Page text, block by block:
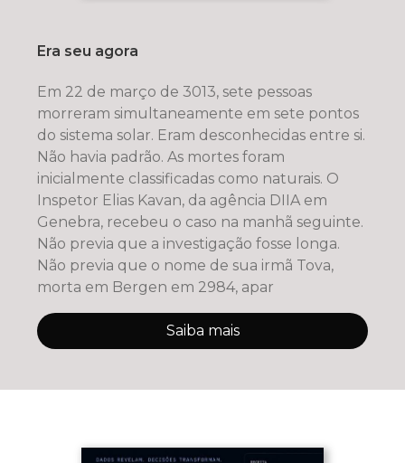
Era seu agora
Em 22 de março de 3013, sete pessoas
morreram simultaneamente em sete pontos
do sistema solar. Eram desconhecidas entre si.
Não havia padrão. As mortes foram
inicialmente classificadas como naturais. O
Inspetor Elias Kavan, da agência DIIA em
Genebra, recebeu o caso na manhã seguinte.
Não previa que a investigação fosse longa.
Não previa que o nome de sua irmã Tova,
morta em Bergen em 2984, apar
Saiba mais